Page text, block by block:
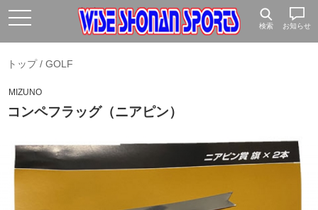
検索 お知らせ
トップ/ GOLF
MIZUNO
コンペフラッグ（ニアピン）